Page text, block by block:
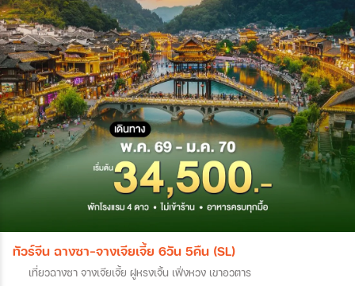
ทัวร์จีน ฉางซา-จางเจียเจี้ย 6วัน 5คืน (SL)
เที่ยวฉางซา จางเจียเจี้ย ฝูหรงเจิ้น เฟิ่งหวง เขาอวตาร